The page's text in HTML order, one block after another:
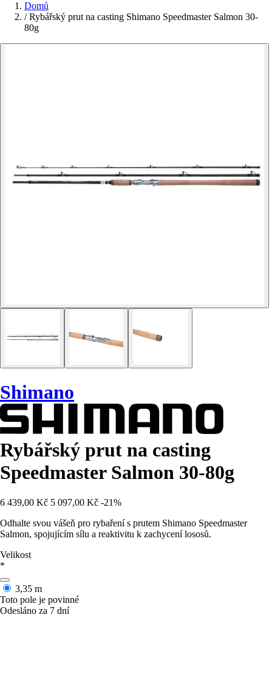
Domů
/ Rybářský prut na casting Shimano Speedmaster Salmon 30-
80g
Shimano
Rybářský prut na casting
Speedmaster Salmon 30-80g
6 439,00 Kč 5 097,00 Kč -21%
Odhalte svou vášeň pro rybaření s prutem Shimano Speedmaster
Salmon, spojujícím sílu a reaktivitu k zachycení lososů.
Velikost
*
3,35 m
Toto pole je povinné
Odesláno za 7 dní